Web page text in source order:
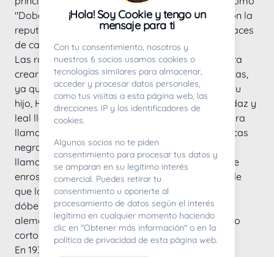
"Dobermann's Hundes". Rápidamente se ganaron la
reputación de ser fuertes, fiables y más que capaces
de cazar y matar alimañas.
Las razas reales que Herr Dobermann utilizó para
crear sus perros siguen siendo un poco misteriosas,
ya que no mantuvo ningún registro, pero según su
hijo, Herr Dobermann tenía un perro valiente, audaz y
leal llamado "Schnupp" que cruzó con una hembra
llamada "Bisart". Produjeron cachorros con marcas
negras y de color óxido y uno de los cachorros
llamado "Pinko" nació con una cola naturalmente
enroscada. También se afirmó un poco más tarde
que las razas utilizadas para desarrollar el
dóberman fueron el pastor alemán, el pinscher
alemán, el gran danés y un perro de caza de pelo
corto.
En 1933, el Club Alemán del Dobermann volvió a
¡Hola! Soy Cookie y tengo un
mensaje para ti
Con tu consentimiento, nosotros y
nuestros 6 socios usamos cookies o
tecnologías similares para almacenar,
acceder y procesar datos personales,
como tus visitas a esta página web, las
direcciones IP y los identificadores de
cookies.
Algunos socios no te piden
consentimiento para procesar tus datos y
se amparan en su legítimo interés
comercial. Puedes retirar tu
consentimiento u oponerte al
procesamiento de datos según el interés
legítimo en cualquier momento haciendo
clic en "Obtener más información" o en la
política de privacidad de esta página web.